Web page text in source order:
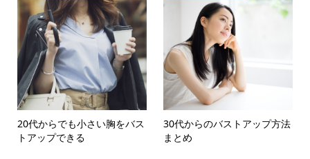
20代からでも小さい胸をバス
トアップできる
30代からのバストアップ方法
まとめ